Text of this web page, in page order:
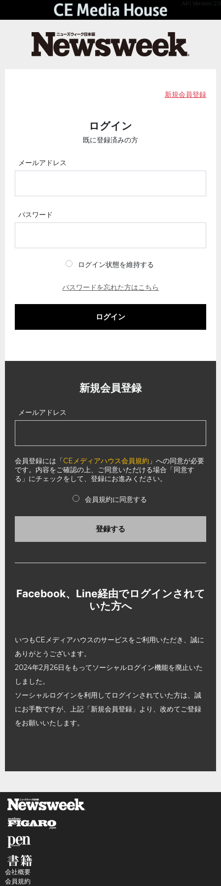
API Version 2.0
新規会員登録
ログイン
既に登録済みの方
メールアドレス
パスワード
ログイン状態を維持する
パスワードを忘れた方はこちら
ログイン
新規会員登録
メールアドレス
会員登録には「CEメディアハウス会員規約 」への同意が必要
です。内容をご確認の上、ご同意いただける場合「同意す
る」にチェックをして、登録にお進みください。
会員規約に同意する
登録する
Facebook、Line経由でログインされて
いた方へ
いつもCEメディアハウスのサービスをご利用いただき、誠に
ありがとうございます。
2024年2月26日をもってソーシャルログイン機能を廃止いた
しました。
ソーシャルログインを利用してログインされていた方は、誠
にお手数ですが、上記「新規会員登録」より、改めてご登録
をお願いいたします。
会社概要
会員規約